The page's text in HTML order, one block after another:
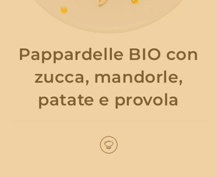
Pappardelle BIO con
zucca, mandorle,
patate e provola